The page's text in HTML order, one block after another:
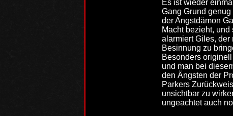
Es ist wieder
Gang Grund
der Angstdämon
Macht bezieht,
alarmiert Giles,
Besinnung zu
Besonders
und man bei
den Ängsten der
Parkers
unsichtbar zu
ungeachtet auch